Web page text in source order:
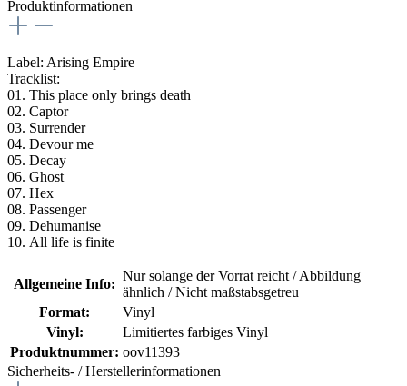
Produktinformationen
Label: Arising Empire
Tracklist:
01. This place only brings death
02. Captor
03. Surrender
04. Devour me
05. Decay
06. Ghost
07. Hex
08. Passenger
09. Dehumanise
10. All life is finite
Allgemeine Info:
Nur solange der Vorrat reicht / Abbildung
ähnlich / Nicht maßstabsgetreu
Format:
Vinyl
Vinyl:
Limitiertes farbiges Vinyl
Produktnummer: oov11393
Sicherheits- / Herstellerinformationen